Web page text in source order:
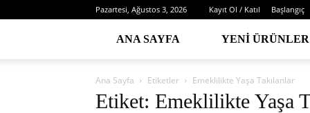
Pazartesi, Ağustos 3, 2026 Kayıt Ol / Katıl Başlangıç
ANA SAYFA YENI ÜRÜNLER
Ana Sayfa Etiketler Emeklilikte Yaşa Takılanlar
Etiket: Emeklilikte Yaşa